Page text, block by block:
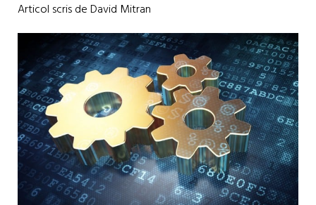
Articol scris de David Mitran